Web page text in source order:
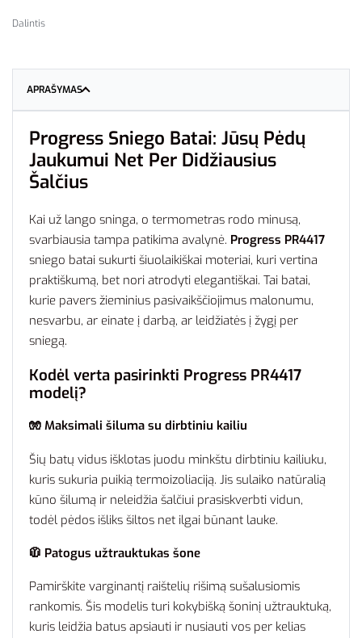
Dalintis
APRAŠYMAS
Progress Sniego Batai: Jūsų Pėdų
Jaukumui Net Per Didžiausius
Šalčius
Kai už lango sninga, o termometras rodo minusą,
svarbiausia tampa patikima avalynė. Progress PR4417
sniego batai sukurti šiuolaikiškai moteriai, kuri vertina
praktiškumą, bet nori atrodyti elegantiškai. Tai batai,
kurie pavers žieminius pasivaikščiojimus malonumu,
nesvarbu, ar einate į darbą, ar leidžiatės į žygį per
sniegą.
Kodėl verta pasirinkti Progress PR4417
modelį?
🧤 Maksimali šiluma su dirbtiniu kailiu
Šių batų vidus išklotas juodu minkštu dirbtiniu kailiuku,
kuris sukuria puikią termoizoliaciją. Jis sulaiko natūralią
kūno šilumą ir neleidžia šalčiui prasiskverbti vidun,
todėl pėdos išliks šiltos net ilgai būnant lauke.
🧥 Patogus užtrauktukas šone
Pamirškite varginantį raištelių rišimą sušalusiomis
rankomis. Šis modelis turi kokybišką šoninį užtrauktuką,
kuris leidžia batus apsiauti ir nusiauti vos per kelias